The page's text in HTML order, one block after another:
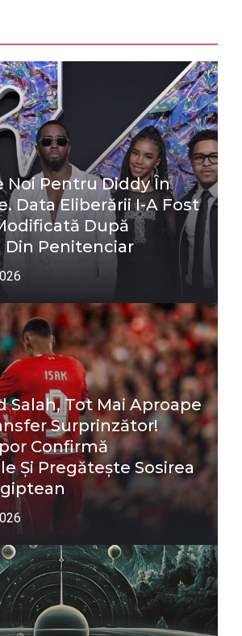
Noi Pentru Diddy În
Data Eliberării I-A Fost
După
Din Penitenciar
Salah, Tot Mai Aproape
Surprinzător!
Confirmă
Și Pregătește Sosirea